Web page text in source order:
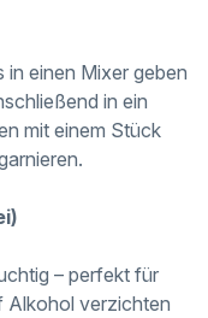
in einen Mixer geben
in ein
mit einem Stück
– perfekt für
Alkohol verzichten